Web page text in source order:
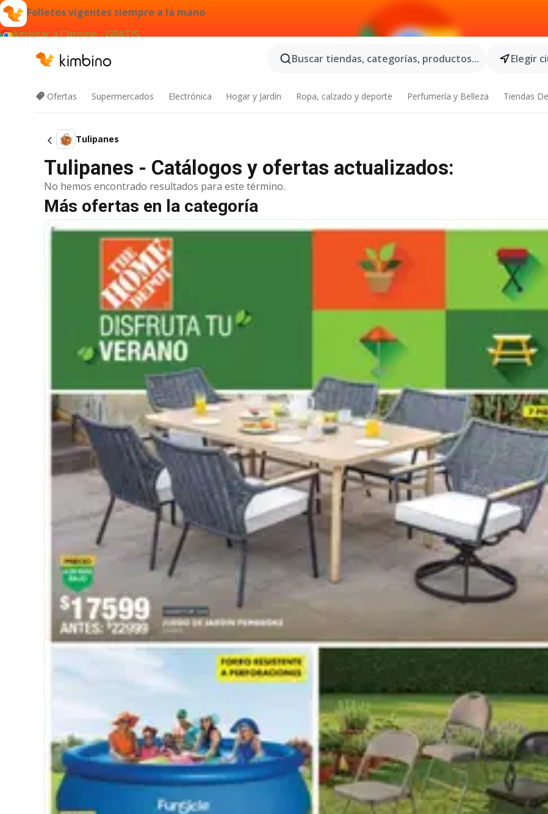
Folletos vigentes siempre a la mano
Agregar a Chrome - GRATIS
Buscar tiendas, categorías, productos...
Elegir
Ofertas Supermercados Electrónica Hogar y Jardín Ropa, calzado y deporte Perfumería y Belleza Tiendas
Tulipanes
Tulipanes - Catálogos y ofertas actualizados:
No hemos encontrado resultados para este término.
Más ofertas en la categoría